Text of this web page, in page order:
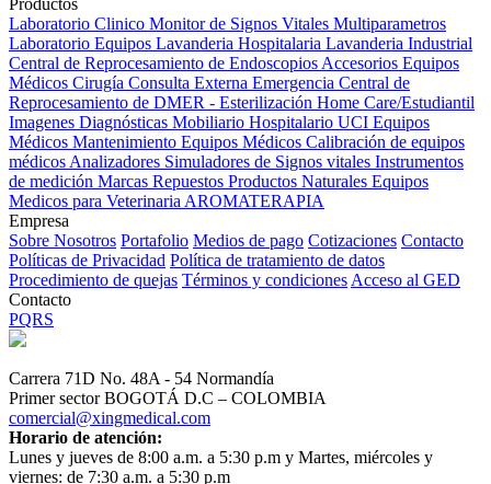
Laboratorio Clinico Monitor de Signos Vitales Multiparametros
Laboratorio Equipos Lavanderia Hospitalaria Lavanderia Industrial
Central de Reprocesamiento de Endoscopios Accesorios Equipos
Médicos Cirugía Consulta Externa Emergencia Central de
Reprocesamiento de DMER - Esterilización Home Care/Estudiantil
Imagenes Diagnósticas Mobiliario Hospitalario UCI Equipos
Médicos Mantenimiento Equipos Médicos Calibración de equipos
médicos Analizadores Simuladores de Signos vitales Instrumentos
de medición Marcas Repuestos Productos Naturales Equipos
Medicos para Veterinaria AROMATERAPIA
Empresa
Sobre Nosotros Portafolio Medios de pago Cotizaciones Contacto
Políticas de Privacidad Política de tratamiento de datos
Procedimiento de quejas Términos y condiciones Acceso al GED
Contacto
PQRS
Carrera 71D No. 48A - 54 Normandía
Primer sector BOGOTÁ D.C – COLOMBIA
comercial@xingmedical.com
Horario de atención:
Lunes y jueves de 8:00 a.m. a 5:30 p.m y Martes, miércoles y
viernes: de 7:30 a.m. a 5:30 p.m